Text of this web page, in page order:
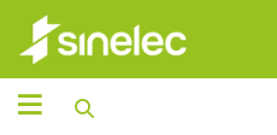
Saltar
contenido
Saltar
menú
de
navegación